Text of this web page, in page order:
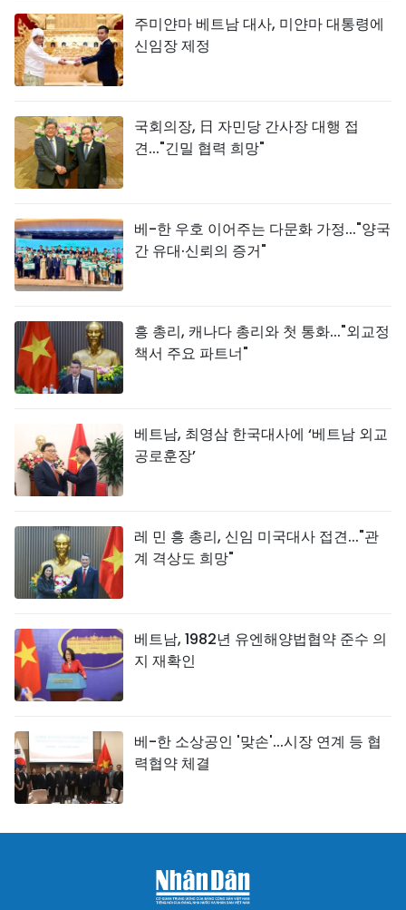
주미얀마 베트남 대사, 미얀마 대통령에
신임장 제정
국회의장, 日 자민당 간사장 대행 접
견..."긴밀 협력 희망"
베-한 우호 이어주는 다문화 가정..."양국
간 유대·신뢰의 증거"
흥 총리, 캐나다 총리와 첫 통화..."외교정
책서 주요 파트너"
베트남, 최영삼 한국대사에 ‘베트남 외교
공로훈장’
레 민 흥 총리, 신임 미국대사 접견..."관
계 격상도 희망"
베트남, 1982년 유엔해양법협약 준수 의
지 재확인
베-한 소상공인 '맞손'...시장 연계 등 협
력협약 체결